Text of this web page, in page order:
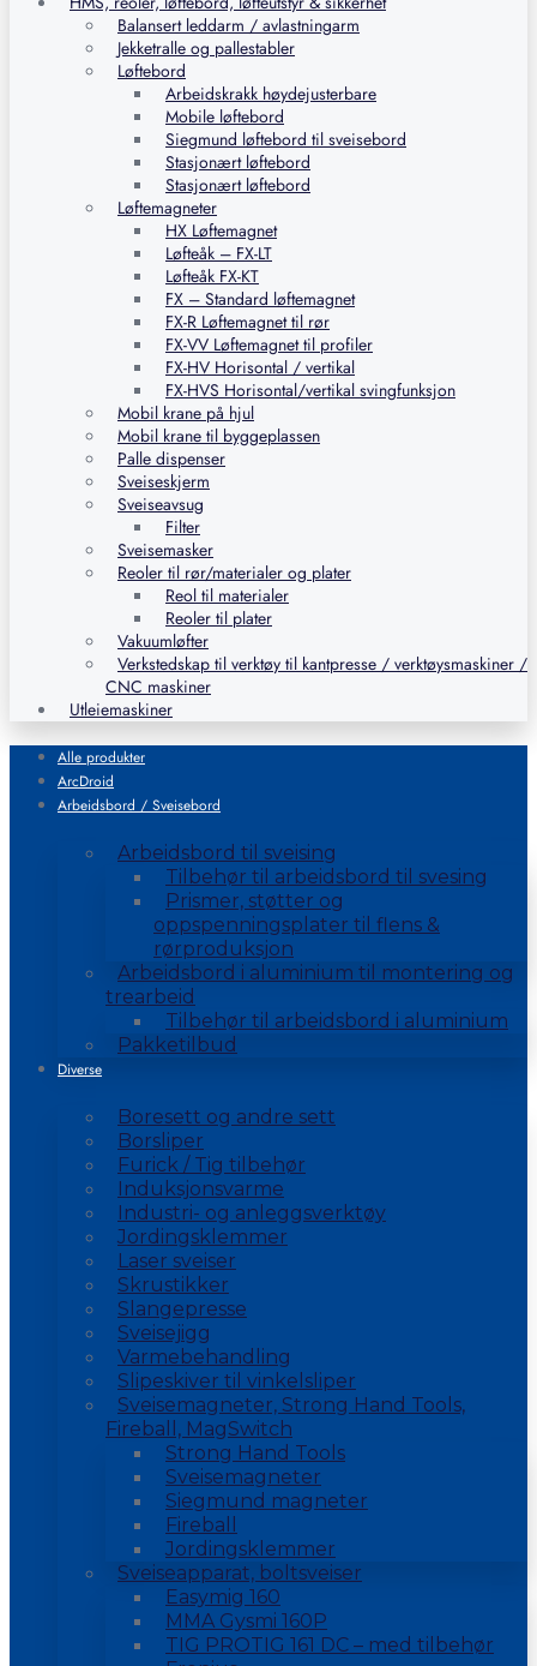
Balansert leddarm / avlastningarm
Jekketralle og pallestabler
Løftebord
Arbeidskrakk høydejusterbare
Mobile løftebord
Siegmund løftebord til sveisebord
Stasjonært løftebord
Stasjonært løftebord
Løftemagneter
HX Løftemagnet
Løfteåk – FX-LT
Løfteåk FX-KT
FX – Standard løftemagnet
FX-R Løftemagnet til rør
FX-VV Løftemagnet til profiler
FX-HV Horisontal / vertikal
FX-HVS Horisontal/vertikal svingfunksjon
Mobil krane på hjul
Mobil krane til byggeplassen
Palle dispenser
Sveiseskjerm
Sveiseavsug
Filter
Sveisemasker
Reoler til rør/materialer og plater
Reol til materialer
Reoler til plater
Vakuumløfter
Verkstedskap til verktøy til kantpresse / verktøysmaskiner /
CNC maskiner
Utleiemaskiner
Alle produkter
ArcDroid
Arbeidsbord / Sveisebord
Arbeidsbord til sveising
Tilbehør til arbeidsbord til svesing
Prismer, støtter og
oppspenningsplater til flens &
rørproduksjon
Arbeidsbord i aluminium til montering og
trearbeid
Tilbehør til arbeidsbord i aluminium
Pakketilbud
Diverse
Boresett og andre sett
Borsliper
Furick / Tig tilbehør
Induksjonsvarme
Industri- og anleggsverktøy
Jordingsklemmer
Laser sveiser
Skrustikker
Slangepresse
Sveisejigg
Varmebehandling
Slipeskiver til vinkelsliper
Sveisemagneter, Strong Hand Tools,
Fireball, MagSwitch
Strong Hand Tools
Sveisemagneter
Siegmund magneter
Fireball
Jordingsklemmer
Sveiseapparat, boltsveiser
Easymig 160
MMA Gysmi 160P
TIG PROTIG 161 DC – med tilbehør